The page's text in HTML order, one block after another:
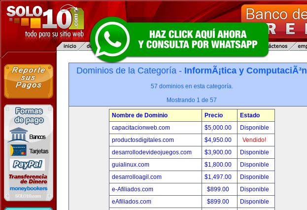
Dominios de la Categoría - InformÃ¡tica y ComputaciÃ³n
57 dominios en esta categoría.
Mostrando 1 de 57
Nombre de Dominio Precio
Estado
capacitacionweb.com
$5,000.00
Disponible
productosdigitales.com
$4,950.00
Vendido!
desarrollodevideojuegos.com
$3,900.00
Disponible
guialinux.com
$1,800.00
Disponible
desarrolloagil.com
$1,497.00
Disponible
e-Afiliados.com
$899.00
Disponible
eAfiliados.com
$899.00
Disponible